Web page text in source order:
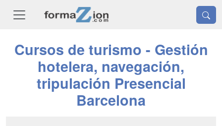
Cursos de turismo - Gestión
hotelera, navegación,
tripulación Presencial
Barcelona